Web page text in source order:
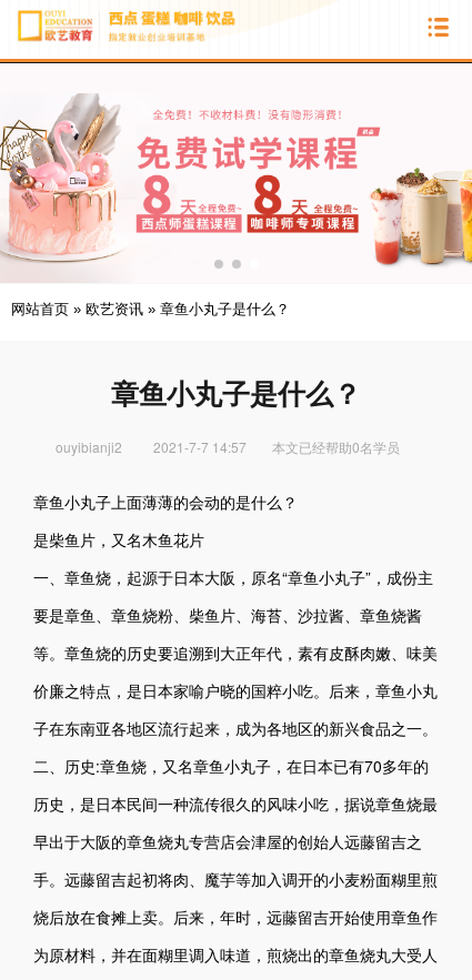
网站首页 » 欧艺资讯 » 章鱼小丸子是什么？
章鱼小丸子是什么？
ouyibianji2 2021-7-7 14:57 本文已经帮助0名学员
章鱼小丸子上面薄薄的会动的是什么？
是柴鱼片，又名木鱼花片
一、章鱼烧，起源于日本大阪，原名“章鱼小丸子”，成份主
要是章鱼、章鱼烧粉、柴鱼片、海苔、沙拉酱、章鱼烧酱
等。章鱼烧的历史要追溯到大正年代，素有皮酥肉嫩、味美
价廉之特点，是日本家喻户晓的国粹小吃。后来，章鱼小丸
子在东南亚各地区流行起来，成为各地区的新兴食品之一。
二、历史:章鱼烧，又名章鱼小丸子，在日本已有70多年的
历史，是日本民间一种流传很久的风味小吃，据说章鱼烧最
早出于大阪的章鱼烧丸专营店会津屋的创始人远藤留吉之
手。远藤留吉起初将肉、魔芋等加入调开的小麦粉面糊里煎
烧后放在食摊上卖。后来，年时，远藤留吉开始使用章鱼作
为原材料，并在面糊里调入味道，煎烧出的章鱼烧丸大受人